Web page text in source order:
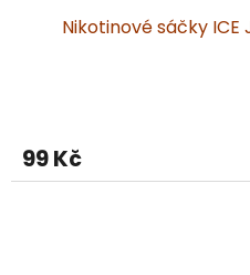
Nikotinové sáčky
99 Kč